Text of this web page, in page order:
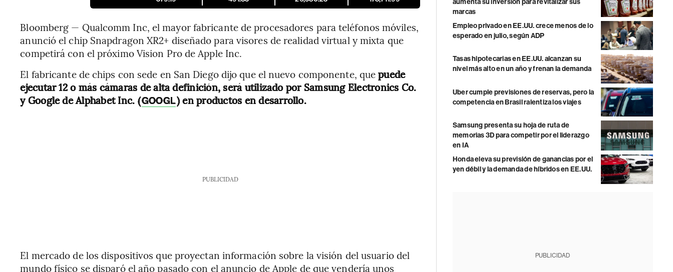
Bloomberg — Qualcomm Inc, el mayor fabricante de procesadores para teléfonos móviles,
anunció el chip Snapdragon XR2+ diseñado para visores de realidad virtual y mixta que
competirá con el próximo Vision Pro de Apple Inc.
El fabricante de chips con sede en San Diego dijo que el nuevo componente, quepuede
ejecutar 12 o más cámaras de alta definición, será utilizado por Samsung Electronics Co.
y Google de Alphabet Inc. (GOOGL) en productos en desarrollo.
PUBLICIDAD
El mercado de los dispositivos que proyectan información sobre la visión del usuario del
mundo físico se disparó el año pasado con el anuncio de Apple de que vendería unos
aumenta su inversión para revitalizar sus
marcas
Empleo privado en EE.UU. crece menos de lo
esperado en julio, según ADP
Tasas hipotecarias en EE.UU. alcanzan su
nivel más alto en un año y frenan la demanda
Uber cumple previsiones de reservas, pero la
competencia en Brasil ralentiza los viajes
Samsung presenta su hoja de ruta de
memorias 3D para competir por el liderazgo
en IA
Honda eleva su previsión de ganancias por el
yen débil y la demanda de híbridos en EE.UU.
PUBLICIDAD